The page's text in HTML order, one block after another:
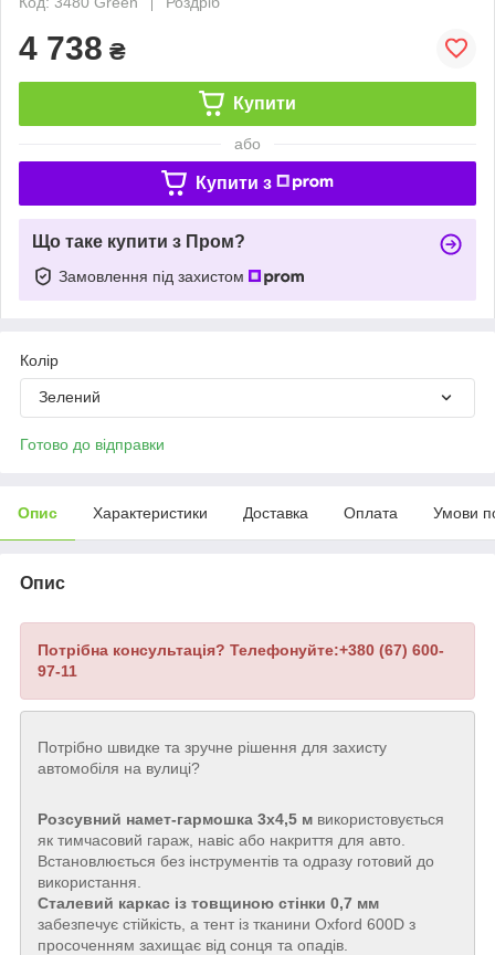
4 738 ₴
Купити
або
Купити з
Що таке купити з Пром?
Замовлення під захистом
Колір
Зелений
Готово до відправки
Опис Характеристики Доставка Оплата Умови
Опис
Потрібна консультація? Телефонуйте:+380 (67) 600-
97-11
Потрібно швидке та зручне рішення для захисту
автомобіля на вулиці?
Розсувний намет-гармошка 3х4,5 м використовується
як тимчасовий гараж, навіс або накриття для авто.
Встановлюється без інструментів та одразу готовий до
використання.
Сталевий каркас із товщиною стінки 0,7 мм
забезпечує стійкість, а тент із тканини Oxford 600D з
просоченням захищає від сонця та опадів.